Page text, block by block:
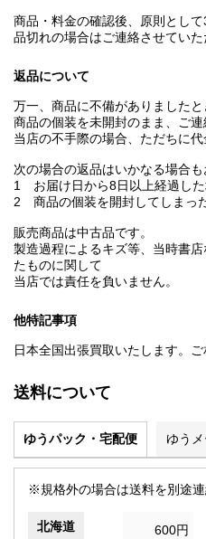
商品・料金の確認後、原則とし
品切れの場合はご連絡させていた
返品について
万一、商品に不備がありました
商品の個装を未開封のまま、ご連
当店の不手際の場合、ただちに代
次の場合の返品はいかなる場合も
1 お届け日から8日以上経過した
2 商品の個装を開封してしまっ
販売商品は中古品です。
製造過程によるキズ等、当時書
たものに関して
当店では責任を負いません。
他特記事項
日本全国出張買取いたします。ご
送料について
ゆうパック・宅配便 ゆう
※規格外の場合は送料を別途連
北海道 600円